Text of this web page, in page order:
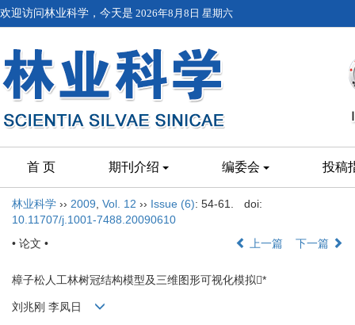
欢迎访问林业科学，今天是 2026年8月8日 星期六
首 页 期刊介绍 编委会 投稿
林业科学 ›› 2009 Vol. 12 ›› Issue (6): 54-61.
doi:
10.11707/j.1001-7488.20090610
• 论文 •
上一篇 下一篇
樟子松人工林树冠结构模型及三维图形可视化模拟*
刘兆刚 李凤日